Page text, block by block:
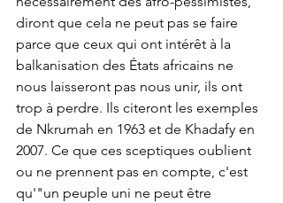
diront que cela ne peut pas se faire
parce que ceux qui ont intérêt à la
balkanisation des États africains ne
nous laisseront pas nous unir, ils ont
trop à perdre. Ils citeront les exemples
de Nkrumah en 1963 et de Khadafy en
2007. Ce que ces sceptiques oublient
ou ne prennent pas en compte, c'est
qu'"un peuple uni ne peut être